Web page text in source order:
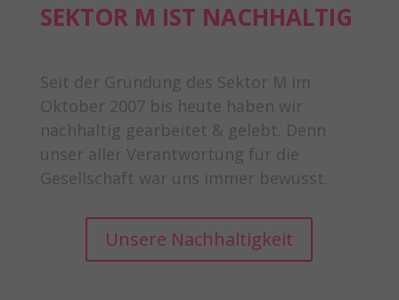
SEKTOR M IST NACHHALTIG
Seit der Gründung des Sektor M im
Oktober 2007 bis heute haben wir
nachhaltig gearbeitet & gelebt. Denn
unser aller Verantwortung für die
Gesellschaft war uns immer bewusst.
Unsere Nachhaltigkeit